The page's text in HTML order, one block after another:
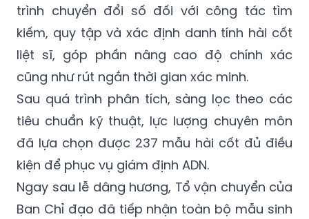
trình chuyển đổi số đối với công tác tìm
kiếm, quy tập và xác định danh tính hài cốt
liệt sĩ, góp phần nâng cao độ chính xác
cũng như rút ngắn thời gian xác minh.
Sau quá trình phân tích, sàng lọc theo các
tiêu chuẩn kỹ thuật, lực lượng chuyên môn
đã lựa chọn được 237 mẫu hài cốt đủ điều
kiện để phục vụ giám định ADN.
Ngay sau lễ dâng hương, Tổ vận chuyển của
Ban Chỉ đạo đã tiếp nhận toàn bộ mẫu sinh